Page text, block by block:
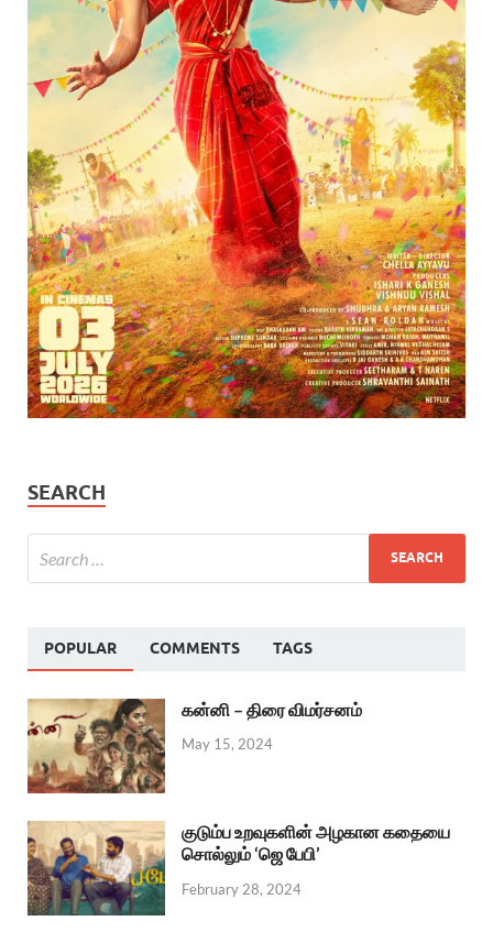
SEARCH
POPULAR COMMENTS TAGS
கன்னி – திரை விமர்சனம்
May 15, 2024
குடும்ப உறவுகளின் அழகான கதையை
சொல்லும் ‘ஜெ பேபி’
February 28, 2024